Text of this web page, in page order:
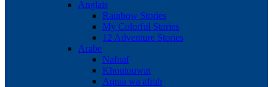
Anglais
Rainbow Stories
My Colorful Stories
12 Adventure Stories
Arabe
Nafnaf
Khoutouwat
Aqraa wa afrah